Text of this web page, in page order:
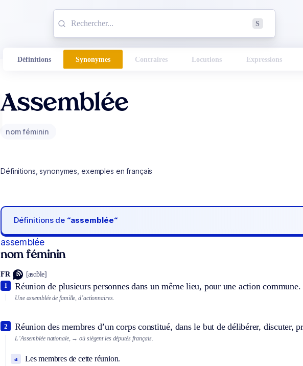
S
Définitions Synonymes Contraires Locutions Expressions
Assemblée
nom féminin
Définitions, synonymes, exemples en français
Définitions de “assemblée“
assemblée
nom féminin
FR [asɑ̃ble]
Réunion de plusieurs personnes dans un même lieu, pour une action commune.
1
Une assemblée de famille, d’actionnaires.
Réunion des membres d’un corps constitué, dans le but de délibérer, discuter,
2
L’Assemblée nationale, → où siègent les députés français.
Les membres de cette réunion.
a